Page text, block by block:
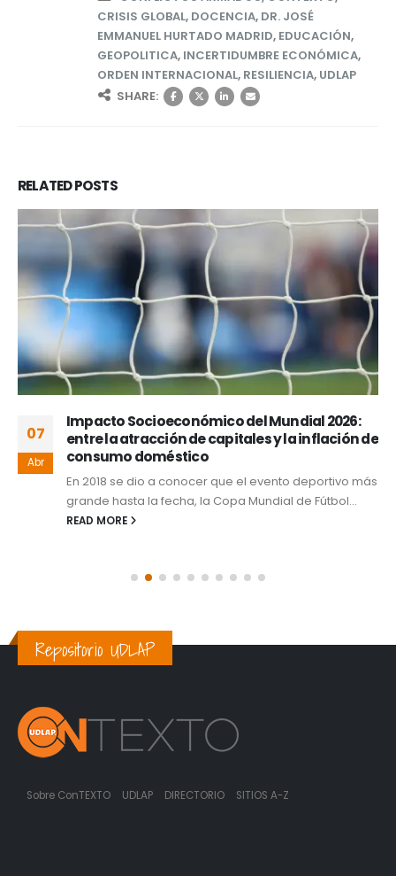
CRISIS GLOBAL, DOCENCIA, DR. JOSÉ
EMMANUEL HURTADO MADRID, EDUCACIÓN,
GEOPOLITICA, INCERTIDUMBRE ECONÓMICA,
ORDEN INTERNACIONAL, RESILIENCIA, UDLAP
SHARE:
RELATEDPOSTS
07
Abr
Impacto Socioeconómico del Mundial 2026:
entre la atracción de capitales y la inflación de
consumo doméstico
En 2018 se dio a conocer que el evento deportivo más
grande hasta la fecha, la Copa Mundial de Fútbol...
READ MORE
Repositorio UDLAP
Sobre ConTEXTO UDLAP DIRECTORIO SITIOS A-Z